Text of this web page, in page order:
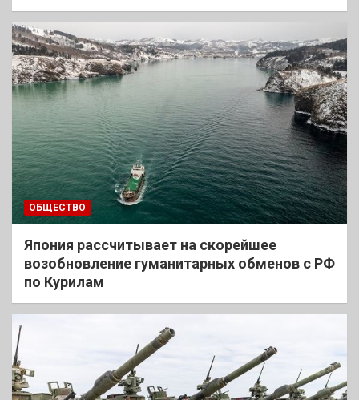
ОБЩЕСТВО
Япония рассчитывает на скорейшее
возобновление гуманитарных обменов с РФ
по Курилам